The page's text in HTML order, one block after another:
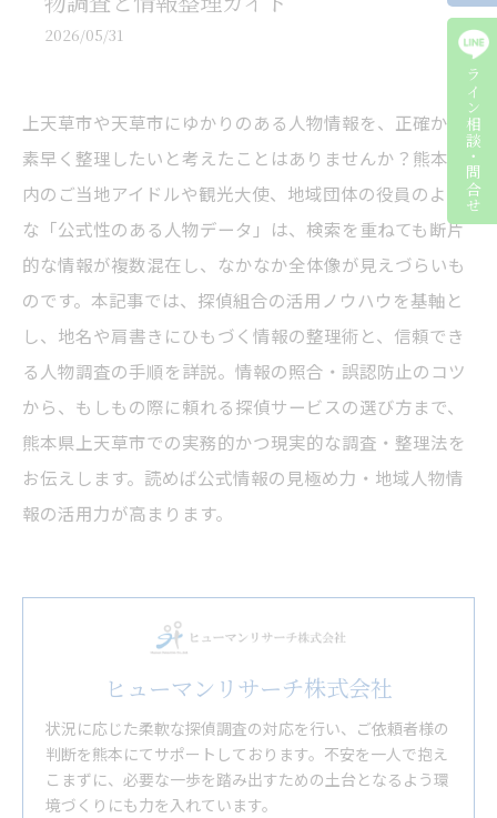
2026/05/31
上天草市や天草市にゆかりのある人物情報を、正確かつ
素早く整理したいと考えたことはありませんか？熊本県
内のご当地アイドルや観光大使、地域団体の役員のよう
な「公式性のある人物データ」は、検索を重ねても断片
的な情報が複数混在し、なかなか全体像が見えづらいも
のです。本記事では、探偵組合の活用ノウハウを基軸と
し、地名や肩書きにひもづく情報の整理術と、信頼でき
る人物調査の手順を詳説。情報の照合・誤認防止のコツ
から、もしもの際に頼れる探偵サービスの選び方まで、
熊本県上天草市での実務的かつ現実的な調査・整理法を
お伝えします。読めば公式情報の見極め力・地域人物情
報の活用力が高まります。
ヒューマンリサーチ株式会社
状況に応じた柔軟な探偵調査の対応を行い、ご依頼者様の
判断を熊本にてサポートしております。不安を一人で抱え
こまずに、必要な一歩を踏み出すための土台となるよう環
境づくりにも力を入れています。
ライン相談・問合せ